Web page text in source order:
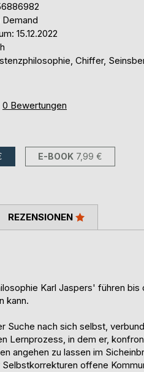
15.12.2022
Chiffer,
0 Bewertungen
E-BOOK 7,99 €
Karl Jaspers' führen bis
kann.
Suche nach sich selbst,
Lernprozess, in dem er,
angehen zu lassen im
offene
REZENSIONEN